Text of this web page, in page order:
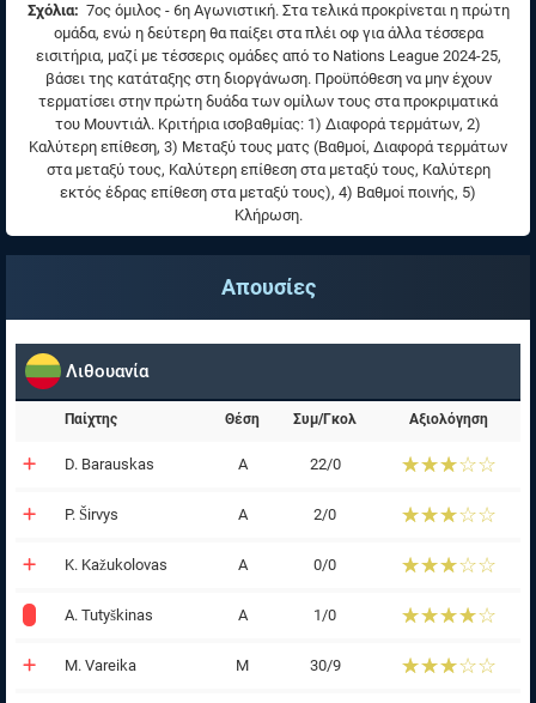
Σχόλια: 7ος όμιλος - 6η Αγωνιστική. Στα τελικά προκρίνεται η πρώτη
ομάδα, ενώ η δεύτερη θα παίξει στα πλέι οφ για άλλα τέσσερα
εισιτήρια, μαζί με τέσσερις ομάδες από το Nations League 2024-25,
βάσει της κατάταξης στη διοργάνωση. Προϋπόθεση να μην έχουν
τερματίσει στην πρώτη δυάδα των ομίλων τους στα προκριματικά
του Μουντιάλ. Κριτήρια ισοβαθμίας: 1) Διαφορά τερμάτων, 2)
Καλύτερη επίθεση, 3) Μεταξύ τους ματς (Βαθμοί, Διαφορά τερμάτων
στα μεταξύ τους, Καλύτερη επίθεση στα μεταξύ τους, Καλύτερη
εκτός έδρας επίθεση στα μεταξύ τους), 4) Βαθμοί ποινής, 5)
Κλήρωση.
Απουσίες
Λιθουανία
Παίχτης Θέση Συμ/Γκολ Αξιολόγηση
D. Barauskas Α 22/0 ☆☆☆☆☆
★★★★★
P. Širvys Α 2/0 ☆☆☆☆☆
★★★★★
K. Kažukolovas Α 0/0 ☆☆☆☆☆
★★★★★
A. Tutyškinas Α 1/0 ☆☆☆☆☆
★★★★★
M. Vareika Μ 30/9 ☆☆☆☆☆
★★★★★